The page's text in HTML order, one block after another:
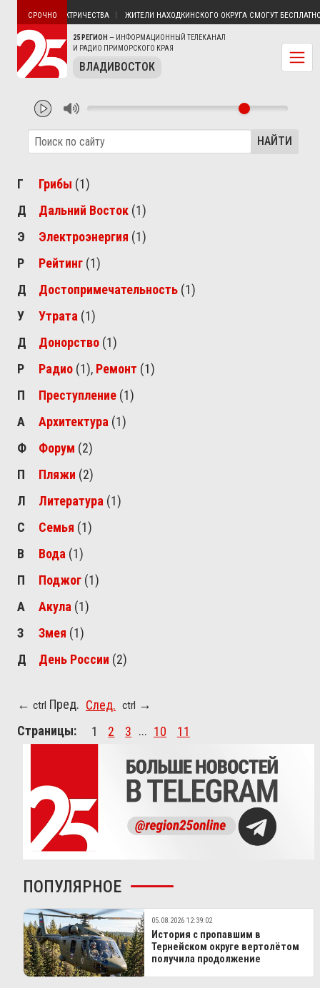
25 РЕГИОН — ИНФОРМАЦИОННЫЙ ТЕЛЕКАНАЛ
И РАДИО ПРИМОРСКОГО КРАЯ
ВЛАДИВОСТОК
СРОЧНО
БЕЗ ЭЛЕКТРИЧЕСТВА ЖИТЕЛИ НАХОДКИНСКОГО ОКРУГА СМОГУТ
НАЙТИ
Г Грибы (1)
Д
Дальний Восток(1)
Э
Электроэнергия (1)
Р
Рейтинг(1)
Д
Достопримечательность(1)
У
Утрата(1)
Д
Донорство(1)
Р
Радио(1), Ремонт (1)
П
Преступление(1)
А
Архитектура(1)
Ф
Форум (2)
П
Пляжи (2)
Л
Литература(1)
С
Семья (1)
В
Вода(1)
П
Поджог(1)
А
Акула(1)
З
Змея (1)
Д
День России (2)
← ctrl Пред. След. ctrl →
Страницы: 1 2 3 ... 10 11
ПОПУЛЯРНОЕ
05.08.2026 12:39:02
История с пропавшим в
Тернейском округе вертолётом
получила продолжение